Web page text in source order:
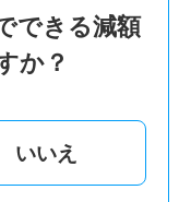
できる減額
か？
いいえ